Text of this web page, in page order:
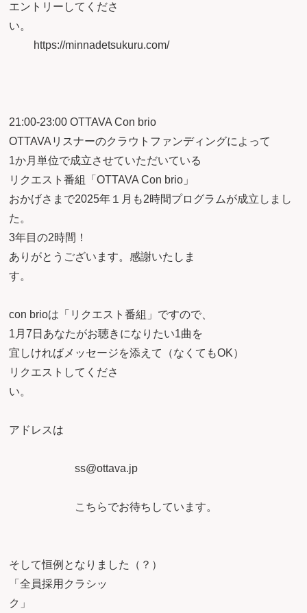
エントリーしてくださ
い。
https://minnadetsukuru.com/
21:00-23:00 OTTAVA Con brio
OTTAVAリスナーのクラウトファンディングによって
1か月単位で成立させていただいている
リクエスト番組「OTTAVA Con brio」
おかげさまで2025年１月も2時間プログラムが成立しまし
た。
3年目の2時間！
ありがとうございます。感謝いたしま
す
con brioは「リクエスト番組」ですので、
1月7日あなたがお聴きになりたい1曲を
宜しければメッセージを添えて（なくてもOK）
リクエストしてくださ
い
アドレスは
ss@ottava.jp
こちらでお待ちしています。
そして恒例となりました（？）
「全員採用クラシッ
ク